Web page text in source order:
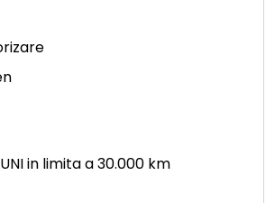
in limita a 30.000 km